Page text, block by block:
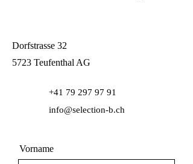
Dorfstrasse 32
5723 Teufenthal AG
+41 79 297 97 91
info@selection-b.ch
Vorname